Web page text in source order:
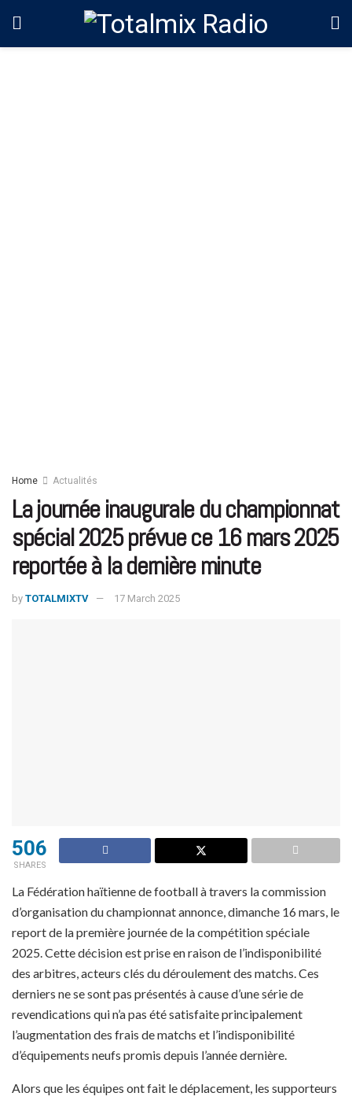
Home Actualités
La journée inaugurale du championnat
spécial 2025 prévue ce 16 mars 2025
reportée à la dernière minute
by TOTALMIXTV 17 March 2025
506
SHARES
La Fédération haïtienne de football à travers la commission
d’organisation du championnat annonce, dimanche 16 mars, le
report de la première journée de la compétition spéciale
2025. Cette décision est prise en raison de l’indisponibilité
des arbitres, acteurs clés du déroulement des matchs. Ces
derniers ne se sont pas présentés à cause d’une série de
revendications qui n’a pas été satisfaite principalement
l’augmentation des frais de matchs et l’indisponibilité
d’équipements neufs promis depuis l’année dernière.
Alors que les équipes ont fait le déplacement, les supporteurs